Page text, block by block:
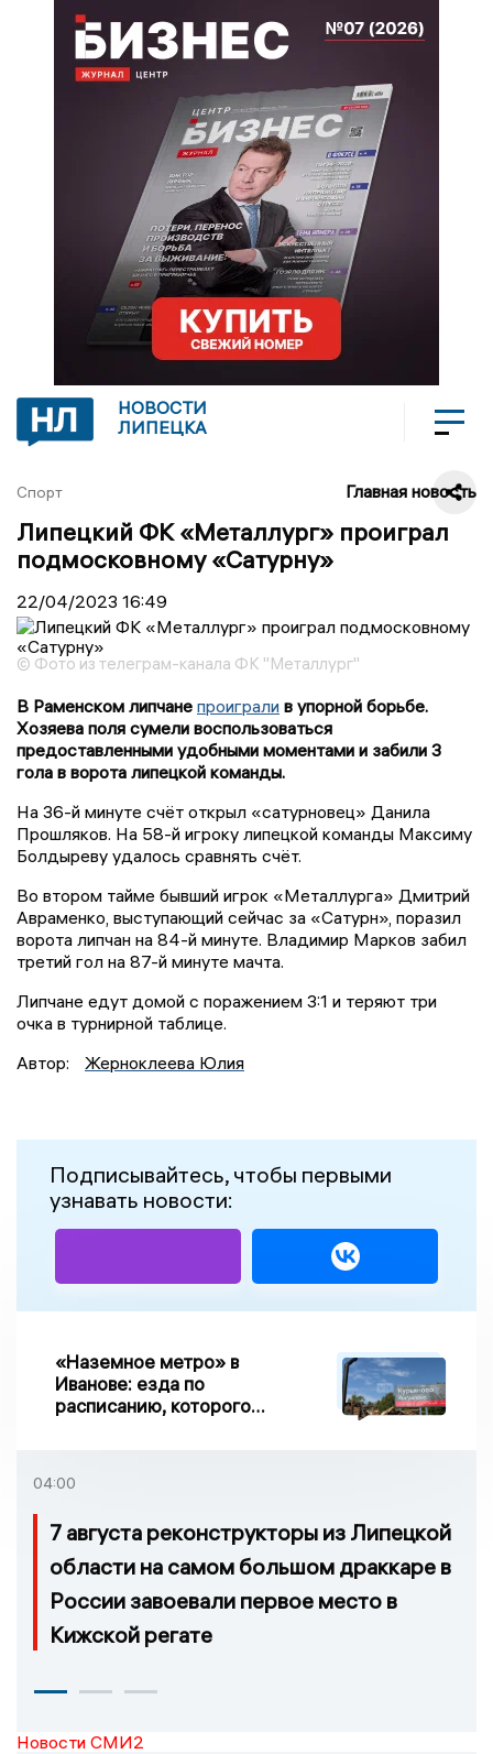
НОВОСТИ
ЛИПЕЦКА
Спорт Главная новость
Липецкий ФК «Металлург» проиграл
подмосковному «Сатурну»
22/04/2023 16:49
© Фото из телеграм-канала ФК "Металлург"
В Раменском липчане проиграли в упорной борьбе.
Хозяева поля сумели воспользоваться
предоставленными удобными моментами и забили 3
гола в ворота липецкой команды.
На 36-й минуте счёт открыл «сатурновец» Данила
Прошляков. На 58-й игроку липецкой команды Максиму
Болдыреву удалось сравнять счёт.
Во втором тайме бывший игрок «Металлурга» Дмитрий
Авраменко, выступающий сейчас за «Сатурн», поразил
ворота липчан на 84-й минуте. Владимир Марков забил
третий гол на 87-й минуте мачта.
Липчане едут домой с поражением 3:1 и теряют три
очка в турнирной таблице.
Автор:
Жерноклеева Юлия
Подписывайтесь, чтобы первыми
узнавать новости:
«Наземное метро» в
Иванове: езда по
расписанию, которого
04:00
7 августа реконструкторы из Липецкой
области на самом большом драккаре в
России завоевали первое место в
Кижской регате
Новости СМИ2